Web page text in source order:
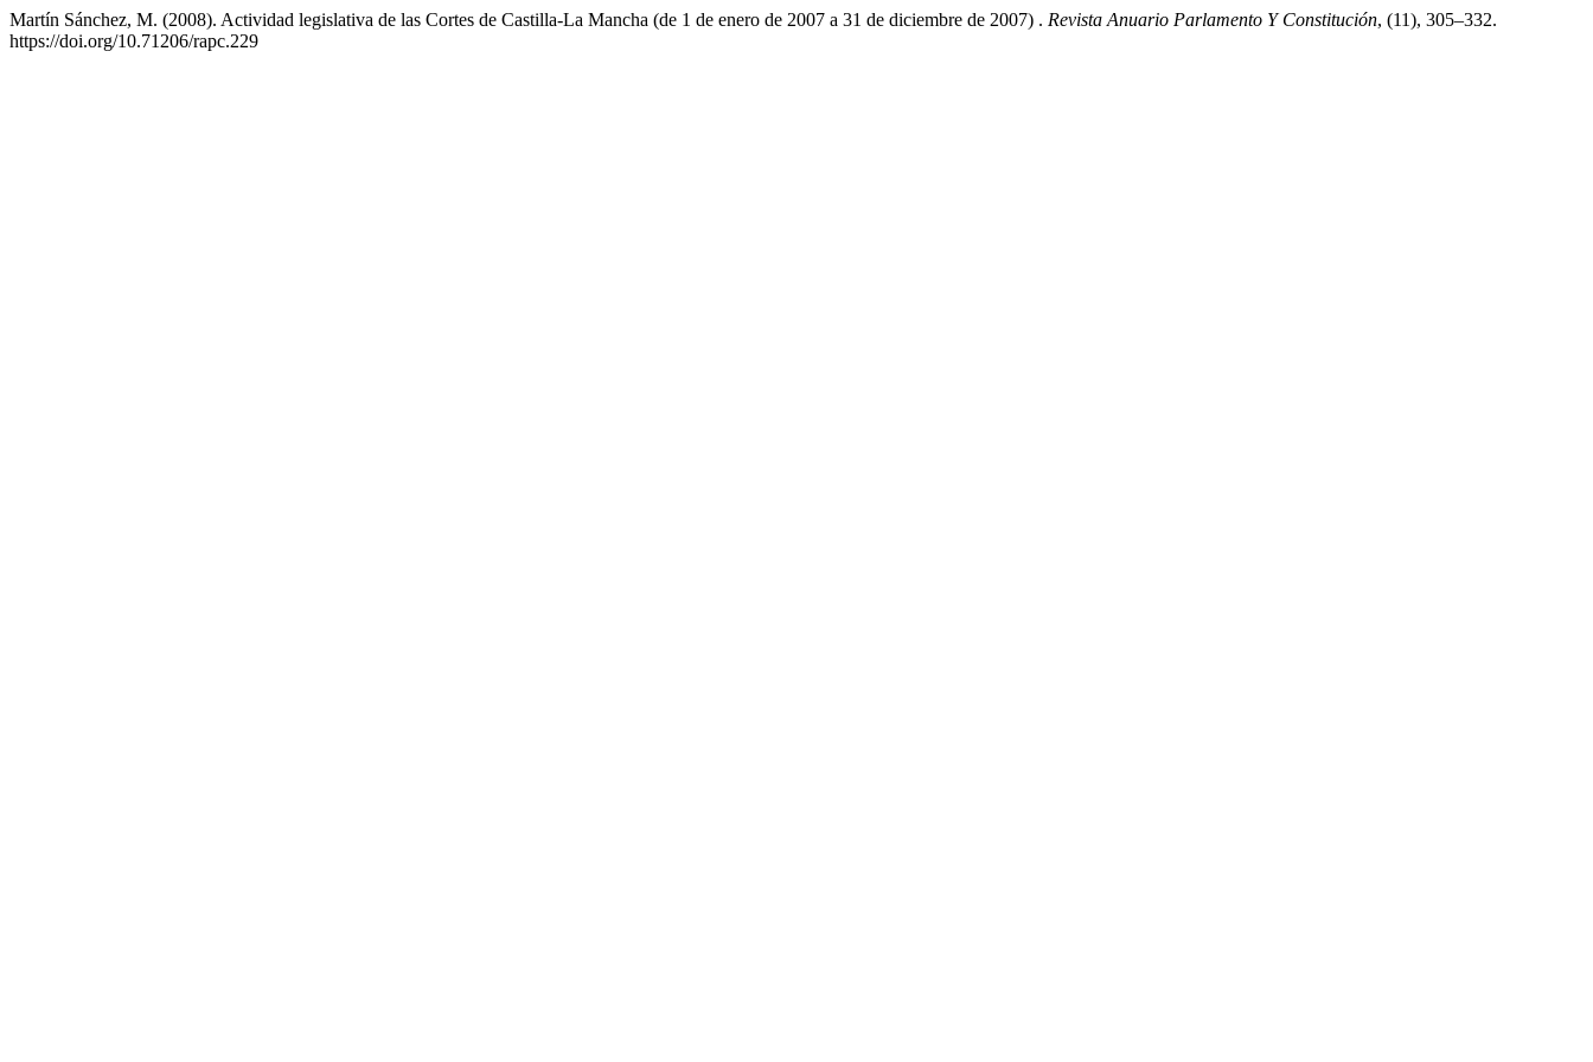
Martín Sánchez, M. (2008). Actividad legislativa de las Cortes de Castilla-La Mancha (de 1 de enero de 2007 a 31 de diciembre de 2007) . Revista Anuario Parlamento Y Constitución, (11), 305–332.
https://doi.org/10.71206/rapc.229